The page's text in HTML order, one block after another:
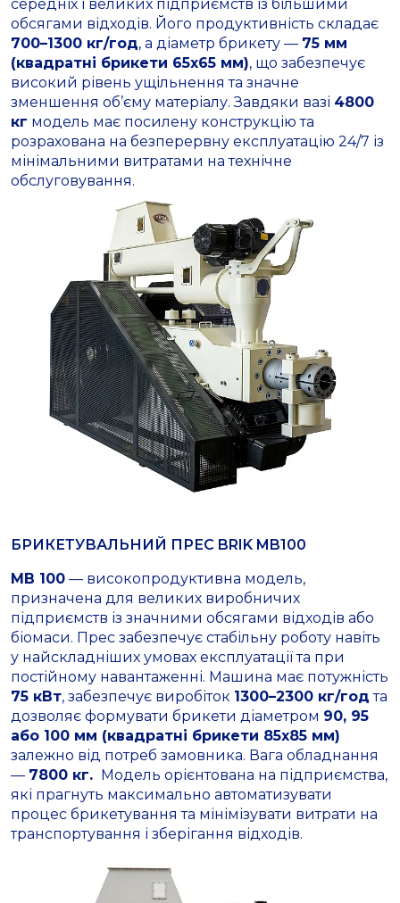
середніх і великих підприємств із більшими
обсягами відходів. Його продуктивність складає
700–1300 кг/год, а діаметр брикету — 75 мм
(квадратні брикети 65х65 мм), що забезпечує
високий рівень ущільнення та значне
зменшення об’єму матеріалу. Завдяки вазі 4800
кг модель має посилену конструкцію та
розрахована на безперервну експлуатацію 24/7 із
мінімальними витратами на технічне
обслуговування.
БРИКЕТУВАЛЬНИЙ ПРЕС BRIK MB100
MB 100 — високопродуктивна модель,
призначена для великих виробничих
підприємств із значними обсягами відходів або
біомаси. Прес забезпечує стабільну роботу навіть
у найскладніших умовах експлуатації та при
постійному навантаженні. Машина має потужність
75 кВт, забезпечує виробіток 1300–2300 кг/год та
дозволяє формувати брикети діаметром 90, 95
або 100 мм (квадратні брикети 85х85 мм)
залежно від потреб замовника. Вага обладнання
— 7800 кг.
Модель орієнтована на підприємства,
які прагнуть максимально автоматизувати
процес брикетування та мінімізувати витрати на
транспортування і зберігання відходів.